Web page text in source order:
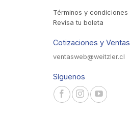
Términos y condiciones
Revisa tu boleta
Cotizaciones y Ventas
ventasweb@weitzler.cl
Síguenos